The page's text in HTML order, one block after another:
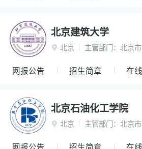
北京建筑大学
 北京 主管部门： 北京市
网报公告 招生简章 在
北京石油化工学院
 北京 主管部门： 北京市
网报公告 招生简章 在